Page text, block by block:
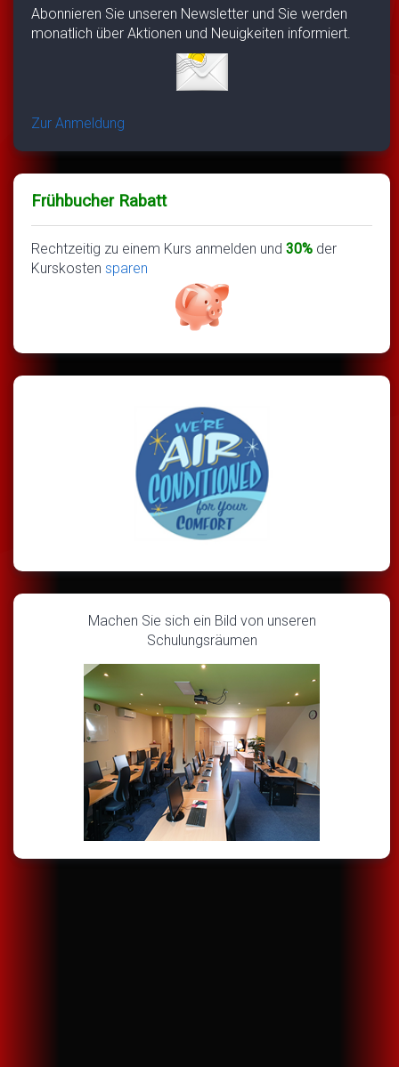
Abonnieren Sie unseren Newsletter und Sie werden
monatlich über Aktionen und Neuigkeiten informiert.
Zur Anmeldung
Frühbucher Rabatt
Rechtzeitig zu einem Kurs anmelden und 30% der
Kurskosten sparen
Machen Sie sich ein Bild von unseren
Schulungsräumen